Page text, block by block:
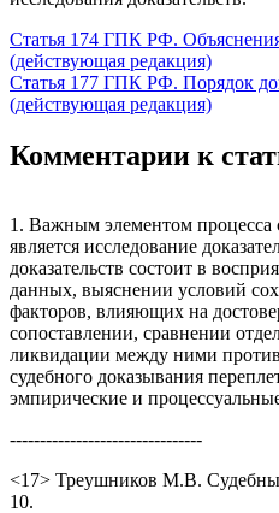
Статья 174 ГПК РФ.
(действующая редакция)
Статья 177 ГПК РФ. Порядок
(действующая редакция)
Комментарии к
1. Важным элементом процесса
является исследование
доказательств состоит в
данных, выяснении условий
факторов, влияющих на
сопоставлении, сравнении
ликвидации между ними
судебного доказывания
эмпирические и
--------------------------------
<17> Треушников М.В.
10.